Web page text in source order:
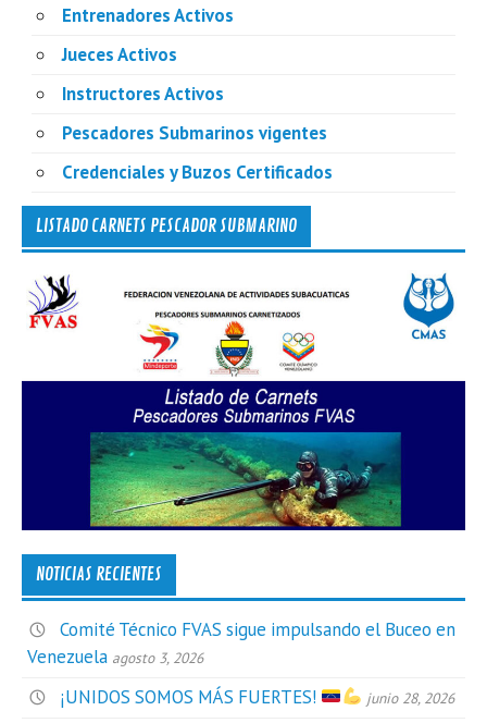
Entrenadores Activos
Jueces Activos
Instructores Activos
Pescadores Submarinos vigentes
Credenciales y Buzos Certificados
LISTADO CARNETS PESCADOR SUBMARINO
NOTICIAS RECIENTES
Comité Técnico FVAS sigue impulsando el Buceo en
Venezuela agosto 3, 2026
¡UNIDOS SOMOS MÁS FUERTES! junio 28, 2026